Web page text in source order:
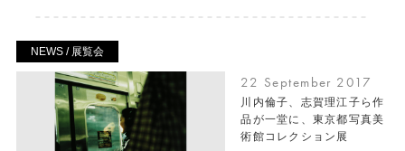
NEWS / 展覧会
22 September 2017
川内倫子、志賀理江子ら作
品が一堂に、東京都写真美
術館コレクション展